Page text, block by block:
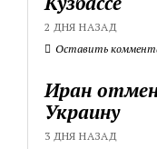
2 ДНЯ НАЗАД
Оставить
Иран
Украину
3 ДНЯ НАЗАД